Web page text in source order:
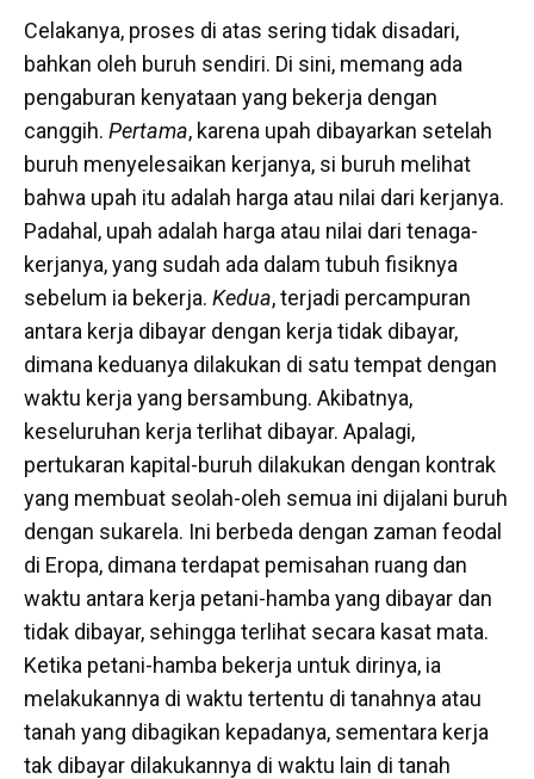
Celakanya, proses di atas sering tidak disadari,
bahkan oleh buruh sendiri. Di sini, memang ada
pengaburan kenyataan yang bekerja dengan
canggih. Pertama, karena upah dibayarkan setelah
buruh menyelesaikan kerjanya, si buruh melihat
bahwa upah itu adalah harga atau nilai dari kerjanya.
Padahal, upah adalah harga atau nilai dari tenaga-
kerjanya, yang sudah ada dalam tubuh fisiknya
sebelum ia bekerja. Kedua, terjadi percampuran
antara kerja dibayar dengan kerja tidak dibayar,
dimana keduanya dilakukan di satu tempat dengan
waktu kerja yang bersambung. Akibatnya,
keseluruhan kerja terlihat dibayar. Apalagi,
pertukaran kapital-buruh dilakukan dengan kontrak
yang membuat seolah-oleh semua ini dijalani buruh
dengan sukarela. Ini berbeda dengan zaman feodal
di Eropa, dimana terdapat pemisahan ruang dan
waktu antara kerja petani-hamba yang dibayar dan
tidak dibayar, sehingga terlihat secara kasat mata.
Ketika petani-hamba bekerja untuk dirinya, ia
melakukannya di waktu tertentu di tanahnya atau
tanah yang dibagikan kepadanya, sementara kerja
tak dibayar dilakukannya di waktu lain di tanah